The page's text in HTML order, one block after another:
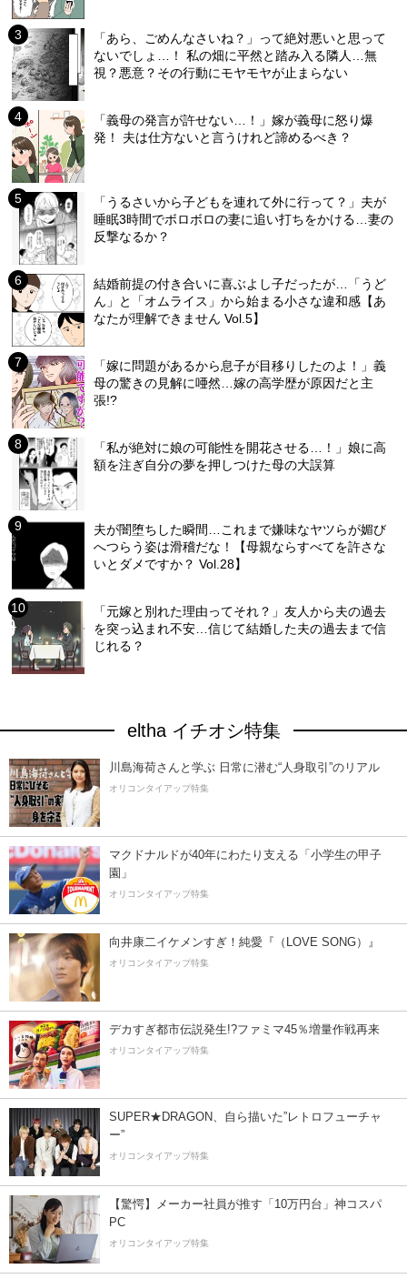
「あら、ごめんなさいね？」って絶対悪いと思って
ないでしょ…！ 私の畑に平然と踏み入る隣人…無
視？悪意？その行動にモヤモヤが止まらない
「義母の発言が許せない…！」嫁が義母に怒り爆
発！ 夫は仕方ないと言うけれど諦めるべき？
「うるさいから子どもを連れて外に行って？」夫が
睡眠3時間でボロボロの妻に追い打ちをかける…妻の
反撃なるか？
結婚前提の付き合いに喜ぶよし子だったが…「うど
ん」と「オムライス」から始まる小さな違和感【あ
なたが理解できません Vol.5】
「嫁に問題があるから息子が目移りしたのよ！」義
母の驚きの見解に唖然…嫁の高学歴が原因だと主
張!?
「私が絶対に娘の可能性を開花させる…！」娘に高
額を注ぎ自分の夢を押しつけた母の大誤算
夫が闇堕ちした瞬間…これまで嫌味なヤツらが媚び
へつらう姿は滑稽だな！【母親ならすべてを許さな
いとダメですか？ Vol.28】
「元嫁と別れた理由ってそれ？」友人から夫の過去
を突っ込まれ不安…信じて結婚した夫の過去まで信
じれる？
eltha イチオシ特集
川島海荷さんと学ぶ 日常に潜む“人身取引”のリアル
オリコンタイアップ特集
マクドナルドが40年にわたり支える「小学生の甲子
園」
オリコンタイアップ特集
向井康二イケメンすぎ！純愛『（LOVE SONG）』
オリコンタイアップ特集
デカすぎ都市伝説発生!?ファミマ45％増量作戦再来
オリコンタイアップ特集
SUPER★DRAGON、自ら描いた”レトロフューチャ
ー”
オリコンタイアップ特集
【驚愕】メーカー社員が推す「10万円台」神コスパ
PC
オリコンタイアップ特集